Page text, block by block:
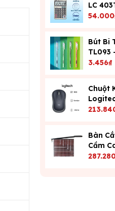
LC
Bút Bi
TL093
Mm) -
3.456₫
Chuột
Bàn
Cầm